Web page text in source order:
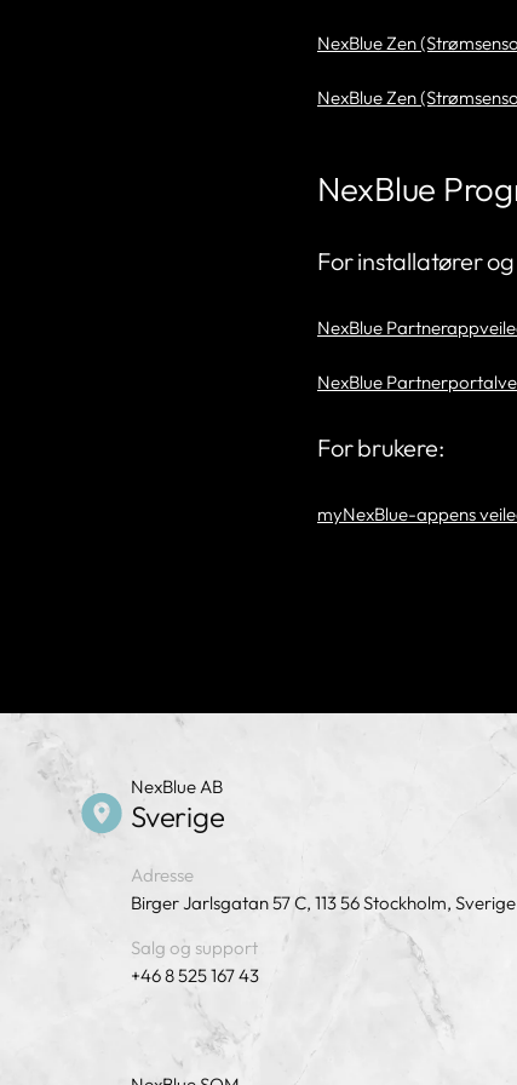
NexBlue Zen
NexBlue Zen
NexBlue
For installatører
NexBlue
NexBlue
For brukere:
myNexBlue-appens
NexBlue AB
Sverige
Adresse
Birger Jarlsgatan 57 C, 113 56 Stockholm, Sverige
Salg og support
+46 8 525 167 43